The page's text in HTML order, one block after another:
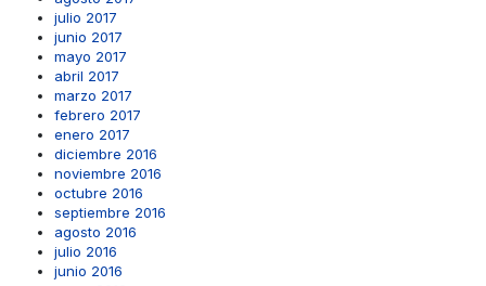
julio 2017
junio 2017
mayo 2017
abril 2017
marzo 2017
febrero 2017
enero 2017
diciembre 2016
noviembre 2016
octubre 2016
septiembre 2016
agosto 2016
julio 2016
junio 2016